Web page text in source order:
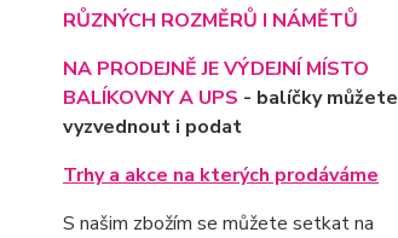
RŮZNÝCH ROZMĚRŮ I NÁMĚTŮ
NA PRODEJNĚ JE VÝDEJNÍ MÍSTO
BALÍKOVNY A UPS - balíčky můžete
vyzvednout i podat
Trhy a akce na kterých prodáváme
S našim zbožím se můžete setkat na